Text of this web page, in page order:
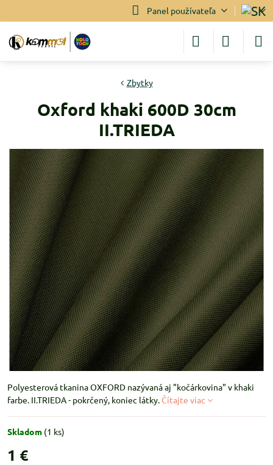
Panel používateľa
Zbytky
Oxford khaki 600D 30cm
II.TRIEDA
Polyesterová tkanina OXFORD nazývaná aj "kočárkovina" v khaki
farbe. II.TRIEDA - pokrčený, koniec látky. Čítajte viac
Skladom (1 ks)
1 €